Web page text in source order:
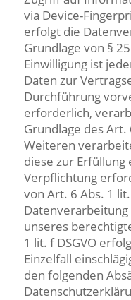
via Device-
erfolgt die
Grundlage von §
Einwilligung ist
Daten zur
Durchführung
erforderlich,
Grundlage des Art.
Weiteren
diese zur
Verpflichtung
von Art. 6 Abs. 1 lit.
unseres
1 lit. f DSGVO
Einzelfall
den folgenden